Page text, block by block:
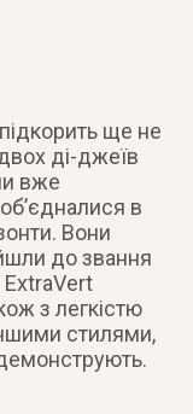
ще не
ді-джеїв
вже
в
Вони
до звання
ExtraVert
з легкістю
стилями,